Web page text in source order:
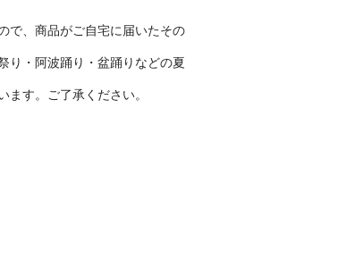
で、商品がご自宅に届いたその
り・阿波踊り・盆踊りなどの夏
ます。ご了承ください。